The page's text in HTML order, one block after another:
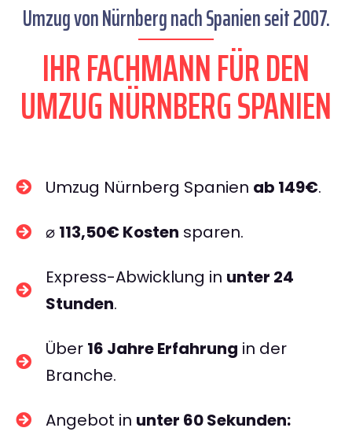
Umzug von Nürnberg nach Spanien seit 2007.
IHR FACHMANN FÜR DEN
UMZUG NÜRNBERG SPANIEN
Umzug Nürnberg Spanien ab 149€.
⌀ 113,50€ Kosten sparen.
Express-Abwicklung in unter 24
Stunden.
Über 16 Jahre Erfahrung in der
Branche.
Angebot in unter 60 Sekunden: